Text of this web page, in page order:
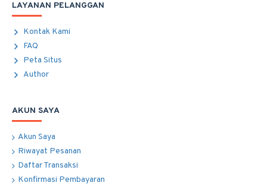
LAYANAN PELANGGAN
Kontak Kami
FAQ
Peta Situs
Author
AKUN SAYA
Akun Saya
Riwayat Pesanan
Daftar Transaksi
Konfirmasi Pembayaran